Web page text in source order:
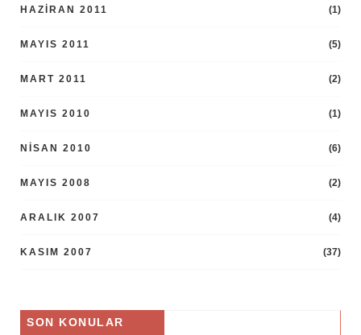
HAZIRAN 2011 (1)
MAYIS 2011 (5)
MART 2011 (2)
MAYIS 2010 (1)
NISAN 2010 (6)
MAYIS 2008 (2)
ARALIK 2007 (4)
KASIM 2007 (37)
SON KONULAR